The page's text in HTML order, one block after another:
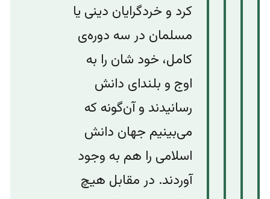
کرد و خردگرایان دینی یا
مسلمان در سه دوره‌ی
کامل، خود شان را به
اوج و بلندای دانش
رسانیدند و آن‌گونه که
می‌بینیم جهان دانش
اسلامی را هم به وجود
آوردند. در مقابل هیچ